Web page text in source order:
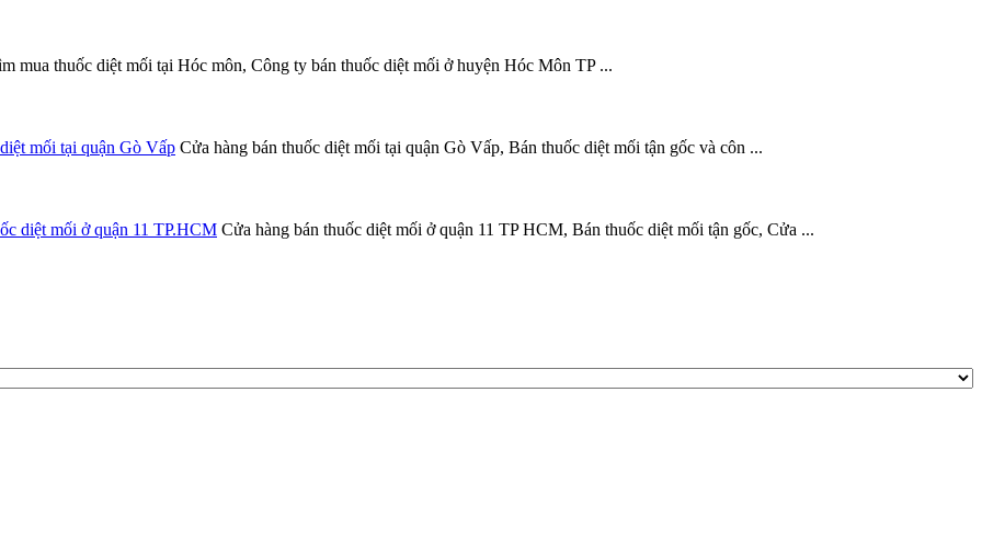
mua thuốc diệt mối tại Hóc môn, Công ty bán thuốc diệt mối ở huyện Hóc Môn TP ...
mối tại quận Gò Vấp Cửa hàng bán thuốc diệt mối tại quận Gò Vấp, Bán thuốc diệt mối tận gốc và côn ...
diệt mối ở quận 11 TP.HCM Cửa hàng bán thuốc diệt mối ở quận 11 TP HCM, Bán thuốc diệt mối tận gốc, Cửa ...